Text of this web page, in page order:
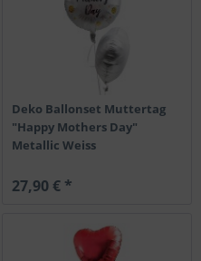
Deko Ballonset Muttertag
"Happy Mothers Day"
Metallic Weiss
27,90 € *